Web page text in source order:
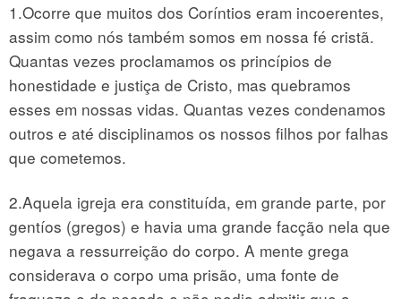
1.Ocorre que muitos dos Coríntios eram incoerentes,
assim como nós também somos em nossa fé cristã.
Quantas vezes proclamamos os princípios de
honestidade e justiça de Cristo, mas quebramos
esses em nossas vidas. Quantas vezes condenamos
outros e até disciplinamos os nossos filhos por falhas
que cometemos.
2.Aquela igreja era constituída, em grande parte, por
gentíos (gregos) e havia uma grande facção nela que
negava a ressurreição do corpo. A mente grega
considerava o corpo uma prisão, uma fonte de